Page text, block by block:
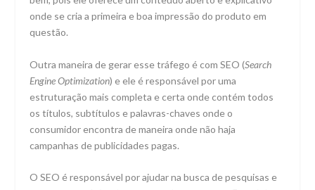
onde se cria a primeira e boa impressão do produto em
questão.
Outra maneira de gerar esse tráfego é com SEO (Search
Engine Optimization) e ele é responsável por uma
estruturação mais completa e certa onde contém todos
os títulos, subtítulos e palavras-chaves onde o
consumidor encontra de maneira onde não haja
campanhas de publicidades pagas.
O SEO é responsável por ajudar na busca de pesquisas e